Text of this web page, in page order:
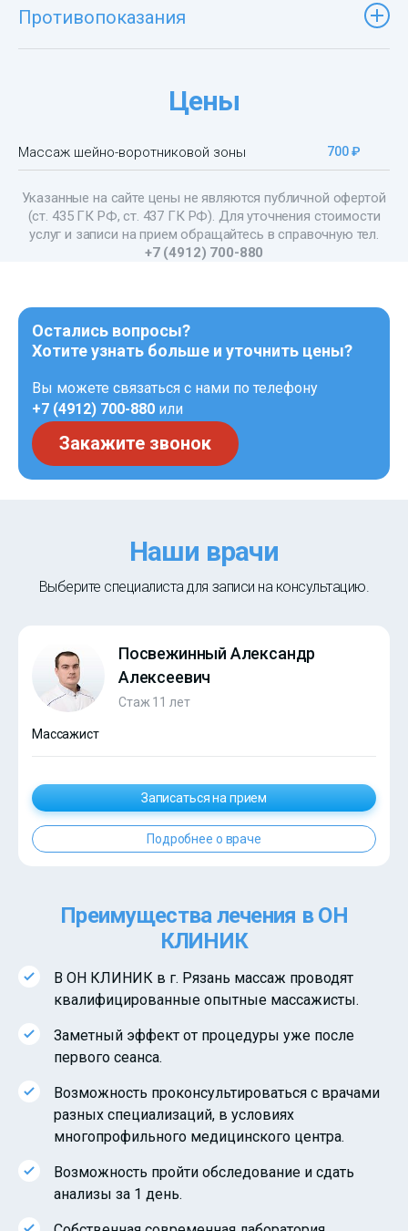
Противопоказания
Цены
Массаж шейно-воротниковой зоны 700 ₽
Указанные на сайте цены не являются публичной офертой
(ст. 435 ГК РФ, cт. 437 ГК РФ). Для уточнения стоимости
услуг и записи на прием обращайтесь в справочную тел.
+7 (4912) 700-880
Остались вопросы?
Хотите узнать больше и уточнить цены?
Вы можете связаться с нами по телефону
+7 (4912) 700-880 или
Закажите звонок
Наши врачи
Выберите специалиста для записи на консультацию.
Посвежинный Александр
Алексеевич
Стаж 11 лет
Массажист
Записаться на прием
Подробнее о враче
Преимущества лечения в ОН
КЛИНИК
В ОН КЛИНИК в г. Рязань массаж проводят
квалифицированные опытные массажисты.
Заметный эффект от процедуры уже после
первого сеанса.
Возможность проконсультироваться с врачами
разных специализаций, в условиях
многопрофильного медицинского центра.
Возможность пройти обследование и сдать
анализы за 1 день.